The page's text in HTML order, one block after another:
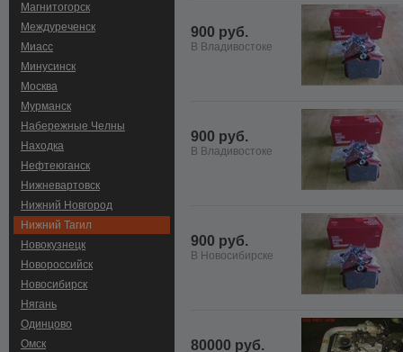
Магнитогорск
Междуреченск
Миасс
Минусинск
Москва
Мурманск
Набережные Челны
Находка
Нефтеюганск
Нижневартовск
Нижний Новгород
Нижний Тагил
Новокузнецк
Новороссийск
Новосибирск
Нягань
Одинцово
Омск
900 руб.
В Владивостоке
900 руб.
В Владивостоке
900 руб.
В Новосибирске
80000 руб.